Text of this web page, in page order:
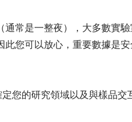
常是一整夜），大多數實驗
您可以放心，重要數據是安
您的研究領域以及與樣品